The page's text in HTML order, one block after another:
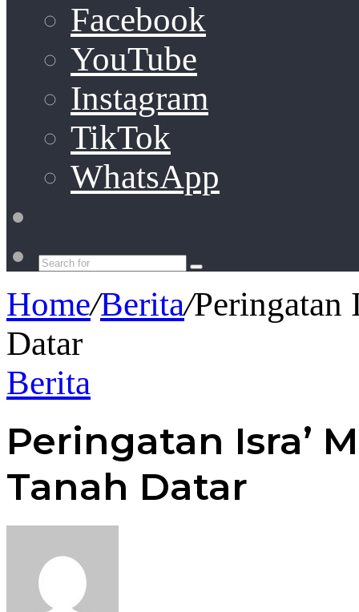
Facebook
YouTube
Instagram
TikTok
WhatsApp
Search
Home/Berita/Peringatan
Datar
Berita
Peringatan Isra’
Tanah Datar